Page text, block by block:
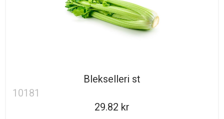
Blekselleri st
10181
29.82